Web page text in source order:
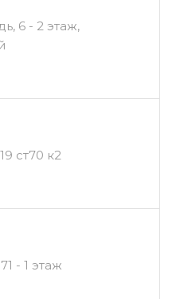
6 - 2 этаж,
ст70 к2
- 1 этаж